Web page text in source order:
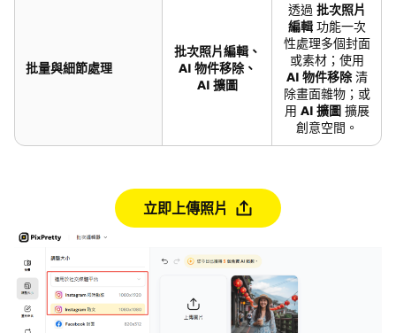
批量與細節處理
批次照片編輯、
AI 物件移除、
AI 擴圖
透過 批次照片
編輯功能一次
性處理多個封面
或素材；使用
AI 物件移除清
除畫面雜物；或
用 AI 擴圖擴展
創意空間。
立即上傳照片